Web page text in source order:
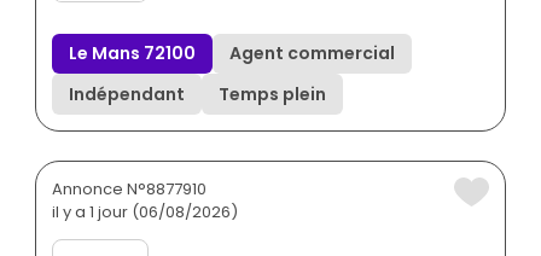
Le Mans 72100
Agent commercial
Indépendant
Temps plein
Annonce N°8877910
il y a 1 jour (06/08/2026)